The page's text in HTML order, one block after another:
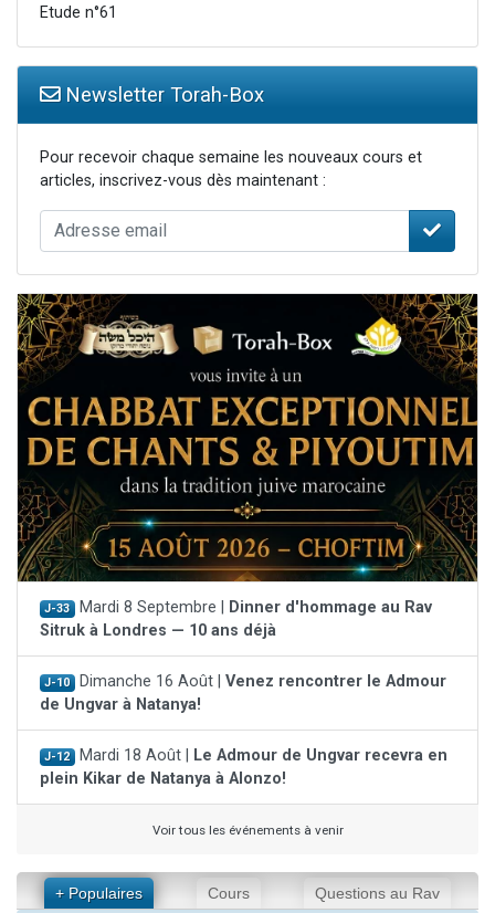
Etude n°61
Newsletter Torah-Box
Pour recevoir chaque semaine les nouveaux cours et
articles, inscrivez-vous dès maintenant :
J-33 Mardi 8 Septembre |
Dinner d'hommage au Rav
Sitruk à Londres — 10 ans déjà
J-10 Dimanche 16 Août | Venez rencontrer le Admour
de Ungvar à Natanya!
J-12 Mardi 18 Août |
Le Admour de Ungvar recevra en
plein Kikar de Natanya à Alonzo!
Voir tous les événements à venir
+ Populaires Cours Questions au Rav